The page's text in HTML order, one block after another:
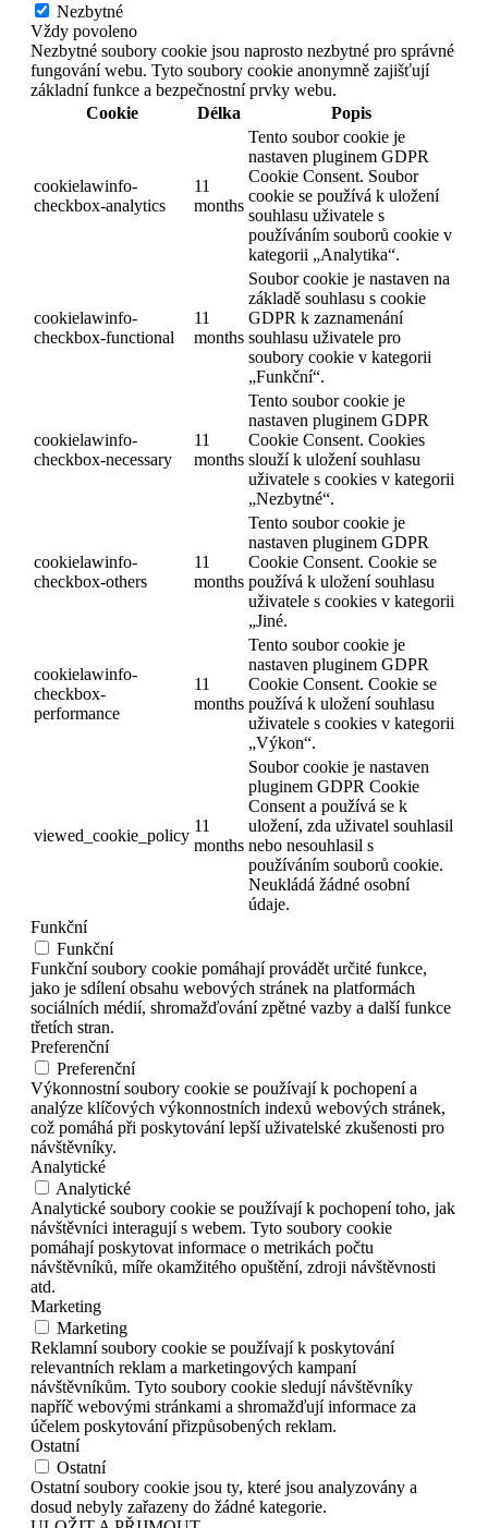
Nezbytné
Vždy povoleno
Nezbytné soubory cookie jsou naprosto nezbytné pro správné
fungování webu. Tyto soubory cookie anonymně zajišťují
základní funkce a bezpečnostní prvky webu.
Cookie
Délka Popis
cookielawinfo-
checkbox-analytics
11
months
Tento soubor cookie je
nastaven pluginem GDPR
Cookie Consent. Soubor
cookie se používá k uložení
souhlasu uživatele s
používáním souborů cookie v
kategorii „Analytika“.
cookielawinfo-
checkbox-functional
11
months
Soubor cookie je nastaven na
základě souhlasu s cookie
GDPR k zaznamenání
souhlasu uživatele pro
soubory cookie v kategorii
„Funkční“.
cookielawinfo-
checkbox-necessary
11
months
Tento soubor cookie je
nastaven pluginem GDPR
Cookie Consent. Cookies
slouží k uložení souhlasu
uživatele s cookies v kategorii
„Nezbytné“.
cookielawinfo-
checkbox-others
11
months
Tento soubor cookie je
nastaven pluginem GDPR
Cookie Consent. Cookie se
používá k uložení souhlasu
uživatele s cookies v kategorii
„Jiné.
cookielawinfo-
checkbox-
performance
11
months
Tento soubor cookie je
nastaven pluginem GDPR
Cookie Consent. Cookie se
používá k uložení souhlasu
uživatele s cookies v kategorii
„Výkon“.
viewed_cookie_policy
11
months
Soubor cookie je nastaven
pluginem GDPR Cookie
Consent a používá se k
uložení, zda uživatel souhlasil
nebo nesouhlasil s
používáním souborů cookie.
Neukládá žádné osobní
údaje.
Funkční
Funkční
Funkční soubory cookie pomáhají provádět určité funkce,
jako je sdílení obsahu webových stránek na platformách
sociálních médií, shromažďování zpětné vazby a další funkce
třetích stran.
Preferenční
Preferenční
Výkonnostní soubory cookie se používají k pochopení a
analýze klíčových výkonnostních indexů webových stránek,
což pomáhá při poskytování lepší uživatelské zkušenosti pro
návštěvníky.
Analytické
Analytické
Analytické soubory cookie se používají k pochopení toho, jak
návštěvníci interagují s webem. Tyto soubory cookie
pomáhají poskytovat informace o metrikách počtu
návštěvníků, míře okamžitého opuštění, zdroji návštěvnosti
atd.
Marketing
Marketing
Reklamní soubory cookie se používají k poskytování
relevantních reklam a marketingových kampaní
návštěvníkům. Tyto soubory cookie sledují návštěvníky
napříč webovými stránkami a shromažďují informace za
účelem poskytování přizpůsobených reklam.
Ostatní
Ostatní
Ostatní soubory cookie jsou ty, které jsou analyzovány a
dosud nebyly zařazeny do žádné kategorie.